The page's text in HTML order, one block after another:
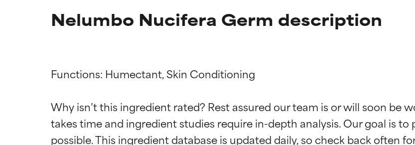
Nelumbo Nucifera Germ description
Functions: Humectant, Skin Conditioning
Why isn’t this ingredient rated? Rest assured our team is or will soon be
takes time and ingredient studies require in-depth analysis. Our goal is
Ratings af ingredienser
BEDST
Ratings af ingredienser
BEDST